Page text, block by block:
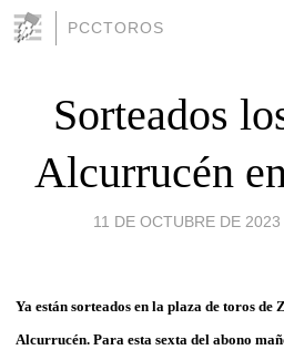
PCCTOROS
Sorteados
Alcurrucén
11 DE OCTUBRE DE
Ya están sorteados en la plaza de toros de
Alcurrucén. Para esta sexta del abono